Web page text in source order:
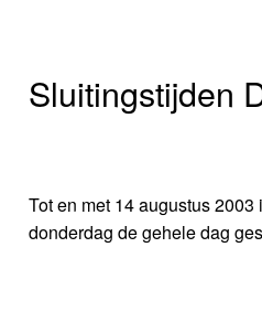
Sluitingstijden
Tot en met 14 augustus
donderdag de gehele dag